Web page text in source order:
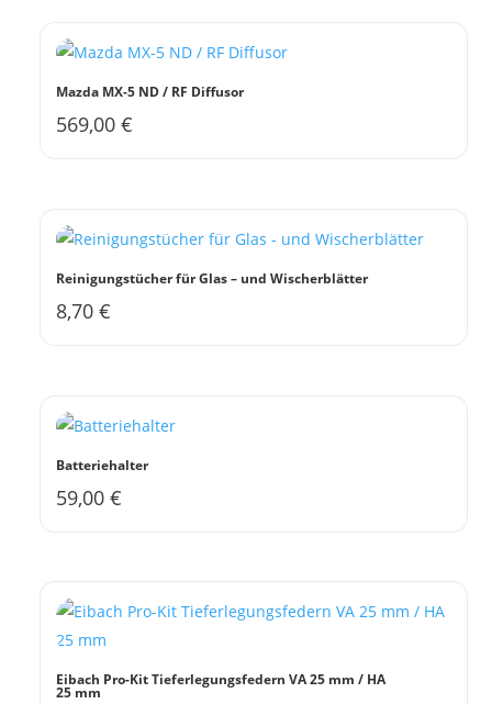
Mazda MX-5 ND / RF Diffusor
569,00€
Reinigungstücher für Glas – und Wischerblätter
8,70€
Batteriehalter
59,00€
Eibach Pro-Kit Tieferlegungsfedern VA 25 mm / HA
25 mm